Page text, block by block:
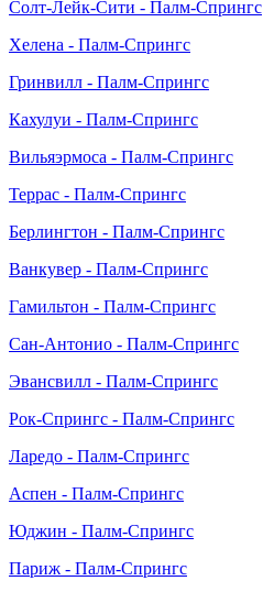
Солт-Лейк-Сити - Палм-Спрингс
Хелена - Палм-Спрингс
Гринвилл - Палм-Спрингс
Кахулуи - Палм-Спрингс
Вильяэрмоса - Палм-Спрингс
Террас - Палм-Спрингс
Берлингтон - Палм-Спрингс
Ванкувер - Палм-Спрингс
Гамильтон - Палм-Спрингс
Сан-Антонио - Палм-Спрингс
Эвансвилл - Палм-Спрингс
Рок-Спрингс - Палм-Спрингс
Ларедо - Палм-Спрингс
Аспен - Палм-Спрингс
Юджин - Палм-Спрингс
Париж - Палм-Спрингс